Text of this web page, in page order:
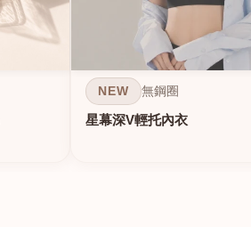
NEW 無鋼圈
星幕深V輕托內衣